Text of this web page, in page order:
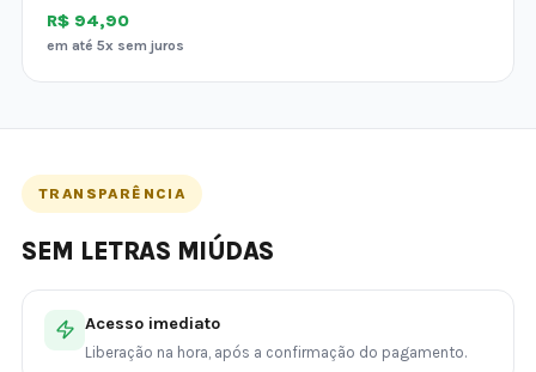
R$ 94,90
em até 5x sem juros
TRANSPARÊNCIA
SEM LETRAS MIÚDAS
Acesso imediato
Liberação na hora, após a confirmação do pagamento.